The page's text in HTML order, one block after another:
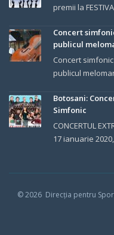
premii la
Concert
publicul
Concert
publicul
Botosani:
Simfonic
CONCERTUL
17 ianuarie
© 2026 Direcția pentru